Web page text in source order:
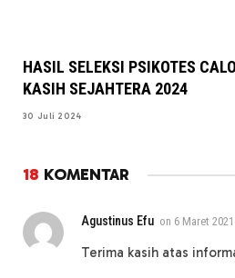
HASIL SELEKSI PSIKOTES
KASIH SEJAHTERA 2024
30 Juli 2024
18 KOMENTAR
Agustinus Efu on 6 Maret
Terima kasih atas